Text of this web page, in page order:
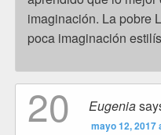
imaginación. La pobre
poca imaginación
20 Eugenia
mayo 12, 2017